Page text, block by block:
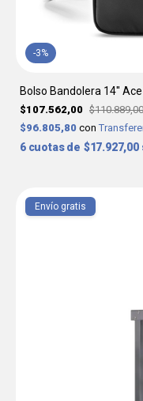
-3%
Bolso Bandolera 14''
$107.562,00 $110.889,00
$96.805,80 con
6 $17.927,00
Envío gratis